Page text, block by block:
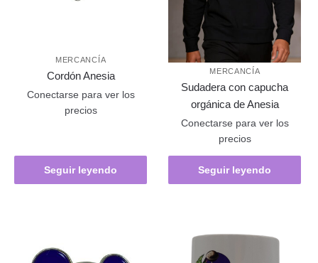
MERCANCÍA
Cordón Anesia
Conectarse para ver los
precios
Seguir leyendo
MERCANCÍA
Sudadera con capucha
orgánica de Anesia
Conectarse para ver los
precios
Seguir leyendo